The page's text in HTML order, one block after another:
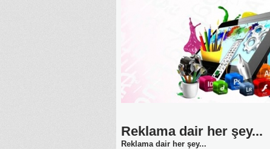
Reklama dair her şey...
Reklama dair her şey...